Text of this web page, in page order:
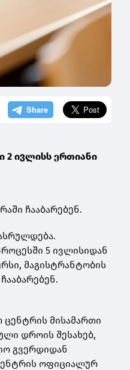
2 ივლისს ერთიანი
ჩააბარებენ.
5 ივლისიდან
მაგისტრანტობის
მისამართი
დროის შესახებ,
გვერდიდან
ოფიციალურ